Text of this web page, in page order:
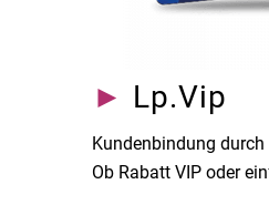
► Lp.Vip
Kundenbindung
Ob Rabatt VIP oder